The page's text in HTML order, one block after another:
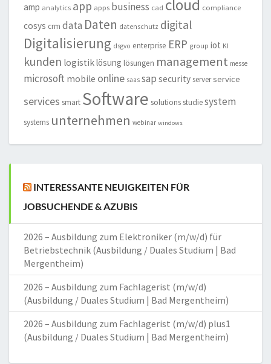
amp analytics app apps business cad cloud compliance
cosys crm data Daten datenschutz digital
Digitalisierung dsgvo enterprise ERP group iot KI
kunden logistiklösung lösungen management messe
microsoft mobile online saas sap security serverservice
services smart Software solutions studiesystem
systems unternehmen webinar windows
INTERESSANTE NEUIGKEITEN FÜR
JOBSUCHENDE & AZUBIS
2026 – Ausbildung zum Elektroniker (m/w/d) für
Betriebstechnik (Ausbildung / Duales Studium | Bad
Mergentheim)
2026 – Ausbildung zum Fachlagerist (m/w/d)
(Ausbildung / Duales Studium | Bad Mergentheim)
2026 – Ausbildung zum Fachlagerist (m/w/d) plus1
(Ausbildung / Duales Studium | Bad Mergentheim)